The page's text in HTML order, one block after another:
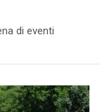
di eventi